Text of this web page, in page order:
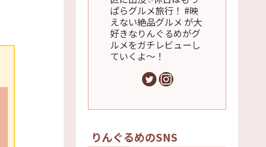
ぱらグルメ旅行！ #映
えない絶品グルメ が大
好きなりんぐるめがグ
ルメをガチレビューし
ていくよ～！
りんぐるめのSNS